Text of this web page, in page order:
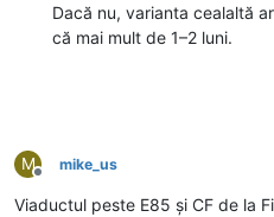
Dacă nu, varianta cealaltă
că mai mult de 1–2 luni.
M
Deconectat
mike_us
Viaductul peste E85 și CF de la